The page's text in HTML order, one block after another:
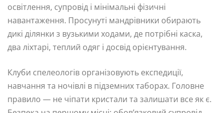
освітлення, супровід і мінімальні фізичні
навантаження. Просунуті мандрівники обирають
дикі ділянки з вузькими ходами, де потрібні каска,
два ліхтарі, теплий одяг і досвід орієнтування.
Клуби спелеологів організовують експедиції,
навчання та ночівлі в підземних таборах. Головне
правило — не чіпати кристали та залишати все як є.